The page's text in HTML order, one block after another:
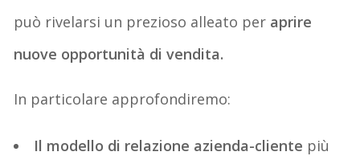
può rivelarsi un prezioso alleato per aprire
nuove opportunità di vendita.
In particolare approfondiremo:
Il modello di relazione azienda-cliente più